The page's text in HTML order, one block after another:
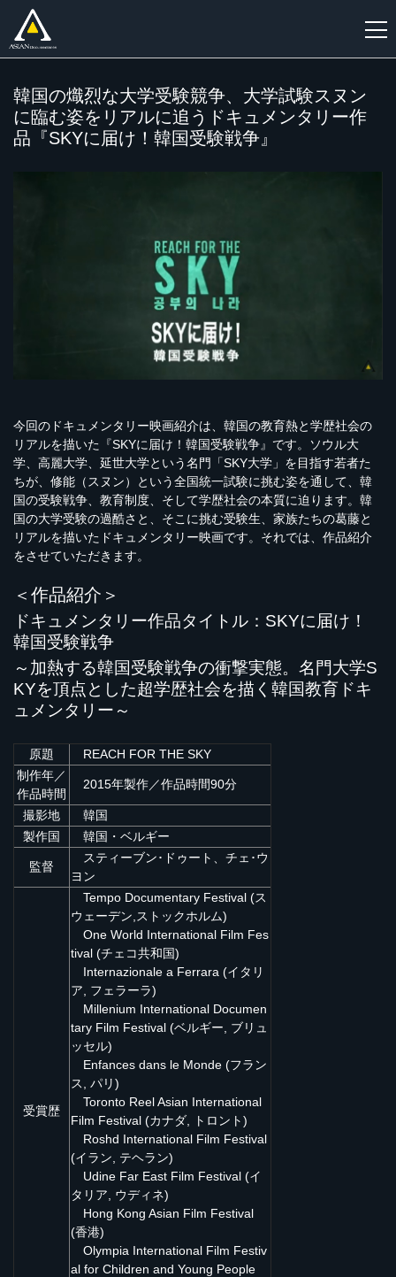
韓国の熾烈な大学受験競争、大学試験スヌン
に臨む姿をリアルに追うドキュメンタリー作
品『SKYに届け！韓国受験戦争』
今回のドキュメンタリー映画紹介は、韓国の教育熱と学歴社会の
リアルを描いた『SKYに届け！韓国受験戦争』です。ソウル大
学、高麗大学、延世大学という名門「SKY大学」を目指す若者た
ちが、修能（スヌン）という全国統一試験に挑む姿を通して、韓
国の受験戦争、教育制度、そして学歴社会の本質に迫ります。韓
国の大学受験の過酷さと、そこに挑む受験生、家族たちの葛藤と
リアルを描いたドキュメンタリー映画です。それでは、作品紹介
をさせていただきます。
＜作品紹介＞
ドキュメンタリー作品タイトル： SKYに届け！
韓国受験戦争
～加熱する韓国受験戦争の衝撃実態。名門大学S
KYを頂点とした超学歴社会を描く韓国教育ドキ
ュメンタリー～
原題
REACH FOR THE SKY
制作年／
作品時間
2015年製作／作品時間90分
撮影地
韓国
製作国
韓国・ベルギー
監督
スティーブン･ドゥート、チェ･ウ
ヨン
受賞歴
Tempo Documentary Festival (ス
ウェーデン,ストックホルム)
One World International Film Fes
tival (チェコ共和国)
Internazionale a Ferrara (イタリ
ア, フェラーラ)
Millenium International Documen
tary Film Festival (ベルギー, ブリュ
ッセル)
Enfances dans le Monde (フラン
ス, パリ)
Toronto Reel Asian International
Film Festival (カナダ, トロント)
Roshd International Film Festival
(イラン, テヘラン)
Udine Far East Film Festival (イ
タリア, ウディネ)
Hong Kong Asian Film Festival
(香港)
Olympia International Film Festiv
al for Children and Young People